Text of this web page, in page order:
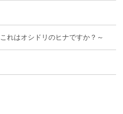
れはオシドリのヒナですか？～